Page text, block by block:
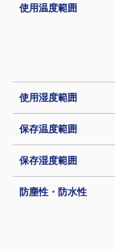
使用温度範囲
使用湿度範囲
保存温度範囲
保存湿度範囲
防塵性・防水性